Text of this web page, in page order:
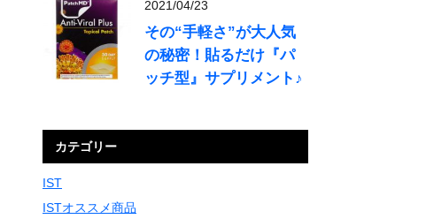
2021/04/23
その“手軽さ”が大人気
の秘密！貼るだけ『パ
ッチ型』サプリメント♪
カテゴリー
IST
ISTオススメ商品